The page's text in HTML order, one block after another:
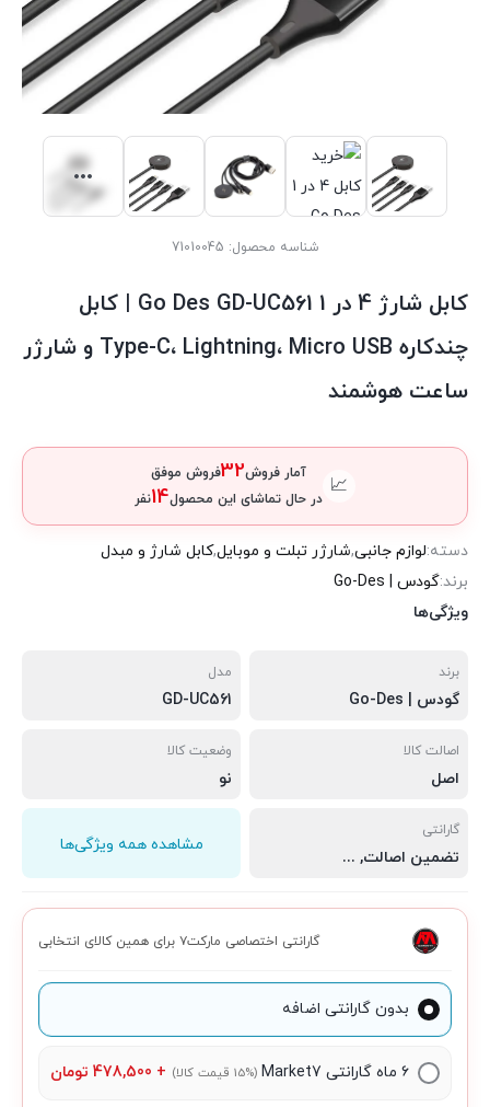
شناسه محصول: 71010045
کابل شارژ 4 در 1 Go Des GD-UC561 | کابل
چندکاره Type-C، Lightning، Micro USB و شارژر
ساعت هوشمند
📈
آمار فروش32فروش موفق
در حال تماشای این محصول14نفر
دسته:لوازم جانبی,شارژر تبلت و موبایل,کابل شارژ و مبدل
برند:گودس | Go-Des
ویژگی‌ها
برند
گودس | Go-Des
مدل
GD-UC561
اصالت کالا
اصل
وضعیت کالا
نو
گارانتی
تضمین اصالت ,
سلامت فیزیکی
مشاهده همه ویژگی‌ها
گارانتی اختصاصی مارکت۷ برای همین کالای انتخابی
بدون گارانتی اضافه
۶ ماه گارانتی Market7 (15% قیمت کالا) +
478,500 تومان